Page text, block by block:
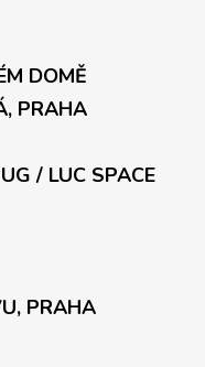
DOMĚ
PRAHA
/ LUC SPACE
PRAHA